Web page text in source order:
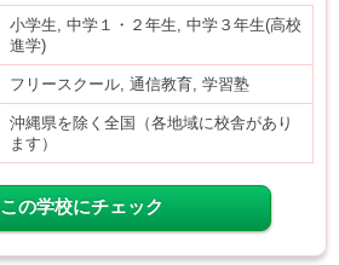
小学生, 中学１・２年生, 中学３年生(高校
進学)
フリースクール, 通信教育, 学習塾
沖縄県を除く全国（各地域に校舎があり
ます）
この学校にチェック